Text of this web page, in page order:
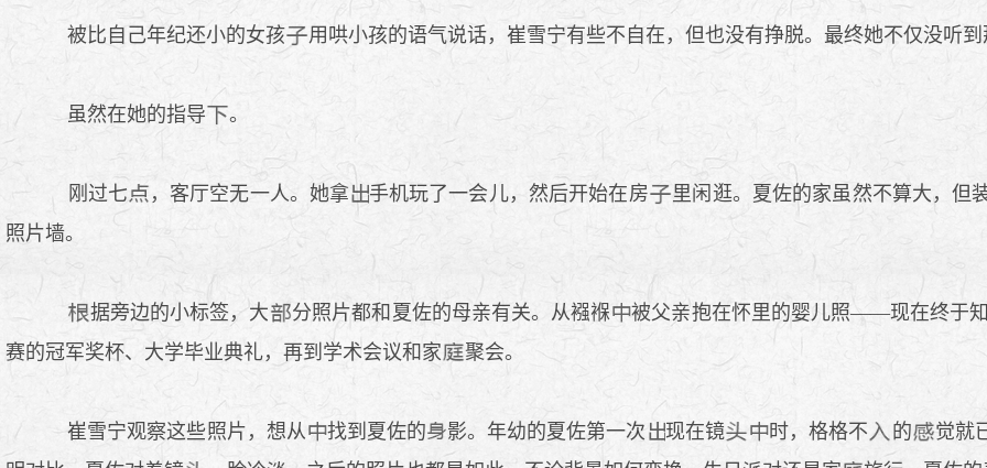
被比自己年纪还小的女孩 用哄小孩的语气说话，崔雪宁有些不自在，但也没有挣脱。最终她不仅没听
虽然在她的指导 。
刚过七 ，客厅空无一人。她拿 手机玩了一会儿，然后开始在房
里闲逛。夏佐的家虽然不算大，但
照片墙。
据旁边的小标签，大 分照片都和夏佐的母亲有关。从襁褓
被父亲抱在怀里的婴儿照——现在终于
赛的冠军奖杯、大学毕业典礼，再到学术会议和家
聚会。
崔雪宁观察这些照片，想从 找到夏佐的 影。年幼的夏佐第一次 现在镜 时，格格不 的
觉就